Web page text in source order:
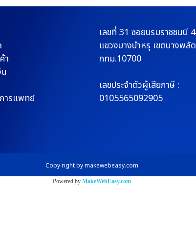
า
ารแพทย์
เลขที่ 31 ซอยบรมราชชนนี 4
แขวงบางบำหรุ เขตบางพลัด
กทม.10700
เลขประจำตัวผู้เสียภาษี :
0105565092905
Copy right by makewebeasy.com
Powered by MakeWebEasy.com